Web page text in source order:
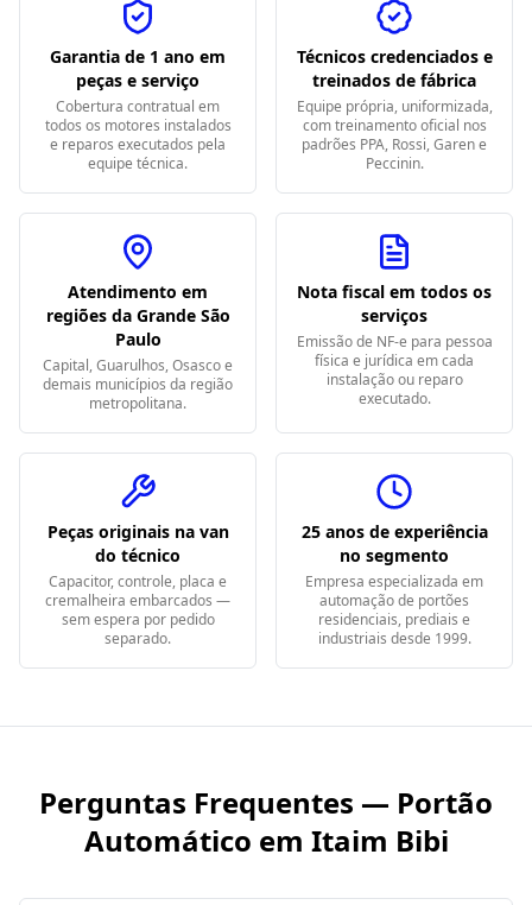
Garantia de 1 ano em
peças e serviço
Cobertura contratual em
todos os motores instalados
e reparos executados pela
equipe técnica.
Técnicos credenciados e
treinados de fábrica
Equipe própria, uniformizada,
com treinamento oficial nos
padrões PPA, Rossi, Garen e
Peccinin.
Atendimento em
regiões da Grande São
Paulo
Capital, Guarulhos, Osasco e
demais municípios da região
metropolitana.
Nota fiscal em todos os
serviços
Emissão de NF-e para pessoa
física e jurídica em cada
instalação ou reparo
executado.
Peças originais na van
do técnico
Capacitor, controle, placa e
cremalheira embarcados —
sem espera por pedido
separado.
25 anos de experiência
no segmento
Empresa especializada em
automação de portões
residenciais, prediais e
industriais desde 1999.
Perguntas Frequentes — Portão
Automático em Itaim Bibi